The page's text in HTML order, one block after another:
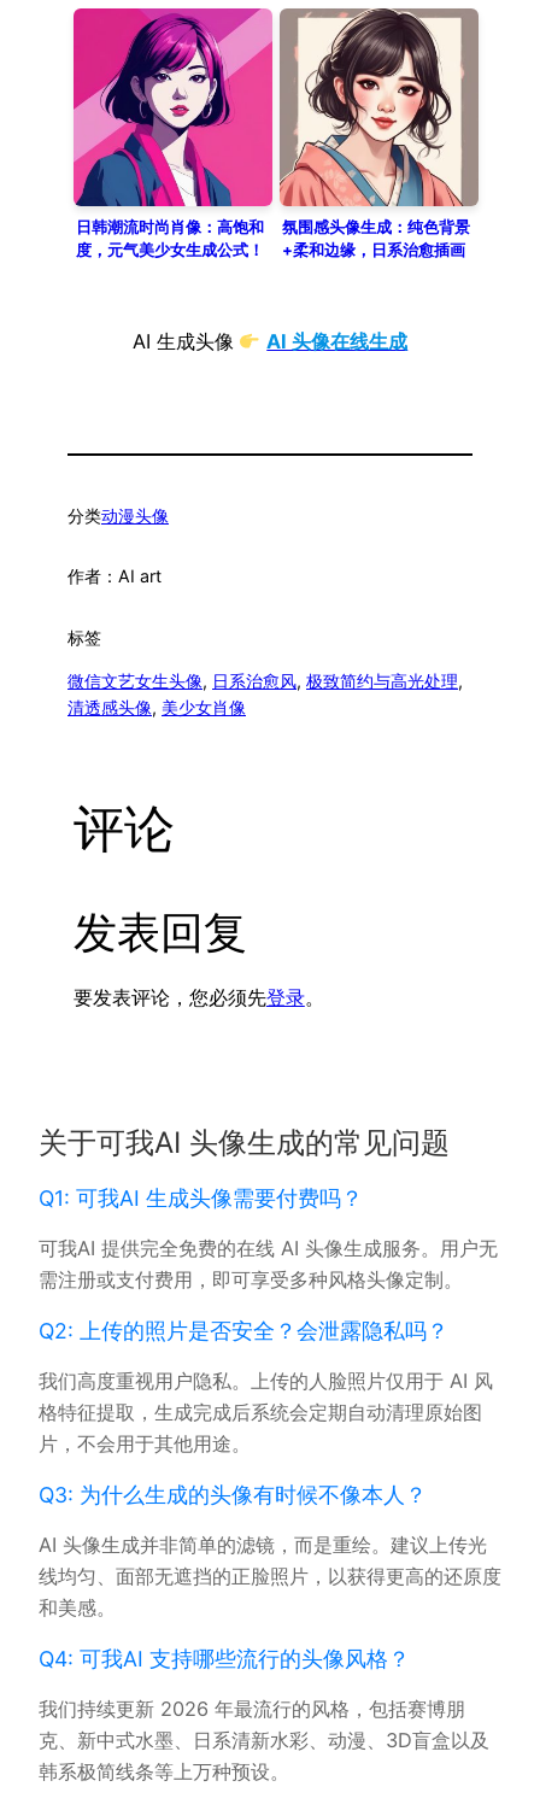
and innocent expression. The
artwork utilizes a pastel macaron
color palette with low saturation
and clean cel shading. Features
smooth refined lines and a solid
clean lavender background. The
lighting is soft and ethereal,
capturing a high-detail healing
atmosphere in 8K resolution.
日韩潮流时尚肖像：高饱和
度，元气美少女生成公式！
氛围感头像生成：纯色背景
+柔和边缘，日系治愈插画
AI 生成头像 AI 头像在线生成
分类动漫头像
作者： AI art
标签
微信文艺女生头像, 日系治愈风, 极致简约与高光处理
清透感头像, 美少女肖像
评论
发表回复
要发表评论，您必须先登录。
关于可我AI 头像生成的常见问题
Q1: 可我AI 生成头像需要付费吗？
可我AI 提供完全免费的在线 AI 头像生成服务。用户无
需注册或支付费用，即可享受多种风格头像定制。
Q2: 上传的照片是否安全？会泄露隐私吗？
我们高度重视用户隐私。上传的人脸照片仅用于 AI 风
格特征提取，生成完成后系统会定期自动清理原始图
片，不会用于其他用途。
Q3: 为什么生成的头像有时候不像本人？
AI 头像生成并非简单的滤镜，而是重绘。建议上传光
线均匀、面部无遮挡的正脸照片，以获得更高的还原度
和美感。
Q4: 可我AI 支持哪些流行的头像风格？
我们持续更新 2026 年最流行的风格，包括赛博朋
克、新中式水墨、日系清新水彩、动漫、3D盲盒以及
韩系极简线条等上万种预设。